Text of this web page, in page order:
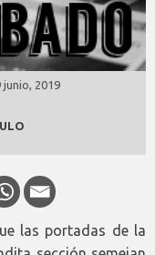
junio, 2019
las portadas de la